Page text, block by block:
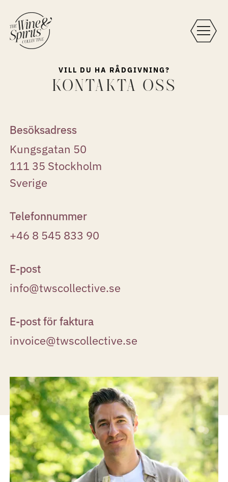
VILL DU HA RÅDGIVNING?
KONTAKTA OSS
Besöksadress
Kungsgatan 50
111 35 Stockholm
Sverige
Telefonnummer
+46 8 545 833 90
E-post
info@twscollective.se
E-post för faktura
invoice@twscollective.se